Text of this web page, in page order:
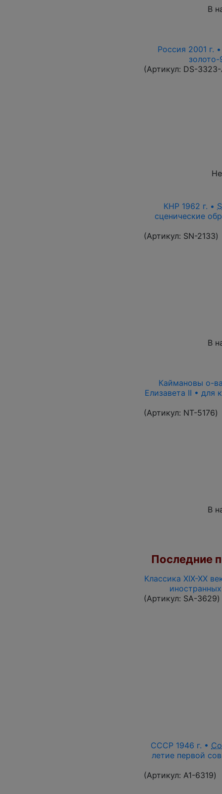
В
Россия 2001 г.
(Артикул: DS-
КНР 1962 г. •
сценические
(Артикул: SN-2133)
В
Каймановы о-
Елизавета II • для
(Артикул: NT-5176)
В
Последние
Классика XIX-XX
(Артикул: SA-3629)
СССР 1946 г. •
летие первой
(Артикул: A1-6319)